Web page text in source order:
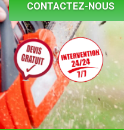
CONTACTEZ-NOUS